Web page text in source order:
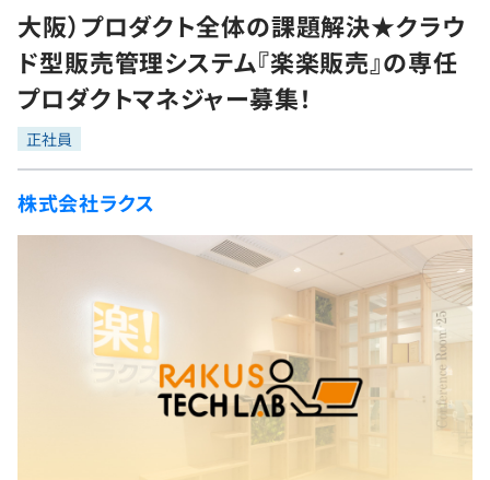
転職成功ガイド
転職エージェント
インタビュー
転職成功ガイド
求人検索
本選考
インターン
新卒エージェント
インタビュー
学習
問題集
4択課題
リファレンス
プログラミング言語
再チャレンジ結果一覧
ゲーム・マンガ
Tech Team Journal
paiza times
paizaとは？
大阪）プロダクト全体の課題解決★クラウ
ド型販売管理システム『楽楽販売』の専任
プロダクトマネジャー募集！
正社員
株式会社ラクス